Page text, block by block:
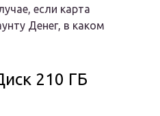
если карта
Денег, в каком
210 ГБ